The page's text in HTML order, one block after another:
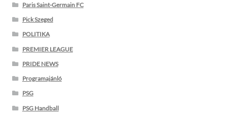
Paris Saint-Germain FC
Pick Szeged
POLITIKA
PREMIER LEAGUE
PRIDE NEWS
Programajánló
PSG
PSG Handball